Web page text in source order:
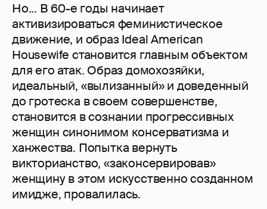
Но... В 60-е годы начинает
активизироваться феминистическое
движение, и образ Ideal American
Housewife становится главным объектом
для его атак. Образ домохозяйки,
идеальный, «вылизанный» и доведенный
до гротеска в своем совершенстве,
становится в сознании прогрессивных
женщин синонимом консерватизма и
ханжества. Попытка вернуть
викторианство, «законсервировав»
женщину в этом искусственно созданном
имидже, провалилась.